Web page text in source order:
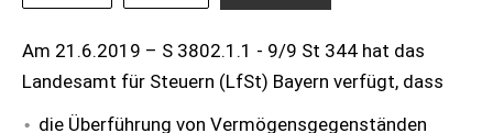
Am 21.6.2019 – S 3802.1.1 - 9/9 St 344 hat das
Landesamt für Steuern (LfSt) Bayern verfügt, dass
die Überführung von Vermögensgegenständen